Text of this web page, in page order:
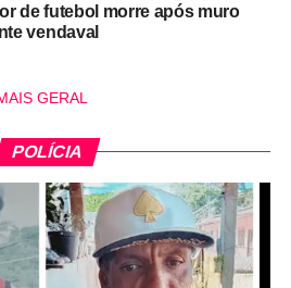
de futebol morre após muro
vendaval
GERAL
POLÍCIA